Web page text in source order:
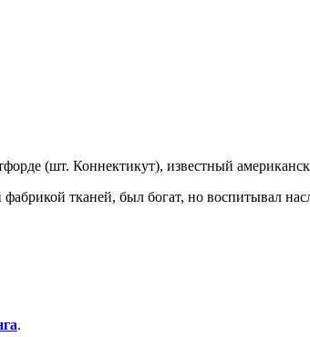
(шт. Коннектикут), известный
тканей, был богат, но воспитывал
.